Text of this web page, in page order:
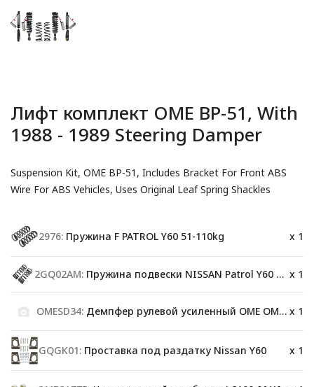
Лифт комплект OME BP-51, With
1988 - 1989 Steering Damper
Suspension Kit, OME BP-51, Includes Bracket For Front ABS
Wire For ABS Vehicles, Uses Original Leaf Spring Shackles
2976: Пружина F PATROL Y60 51-110kg x 1
2GQ02AM: Пружина подвески NISSAN Patrol Y60 200 kg LWB x 1
OMESD34: Демпфер рулевой усиленный OME OMESD34 x 1
GQGK01: Проставка под раздатку Nissan Y60 x 1